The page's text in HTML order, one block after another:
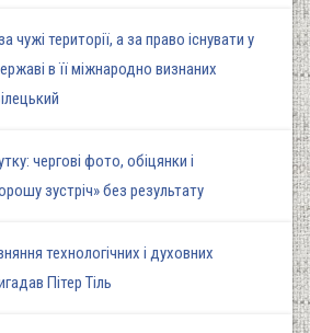
чужі території, а за право існувати у
в її міжнародно визнаних
чергові фото, обіцянки і
зустріч» без результату
технологічних і духовних
Пітер Тіль